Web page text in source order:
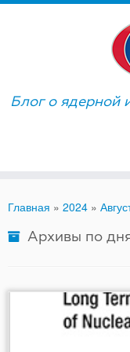
Skip
Блог о ядерной
Главная » 2024 »
Архивы по